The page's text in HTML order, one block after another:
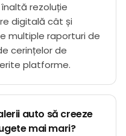
rezoluție
digitală cât și
multiple raporturi de
cerințelor de
platforme.
auto să creeze
mai mari?